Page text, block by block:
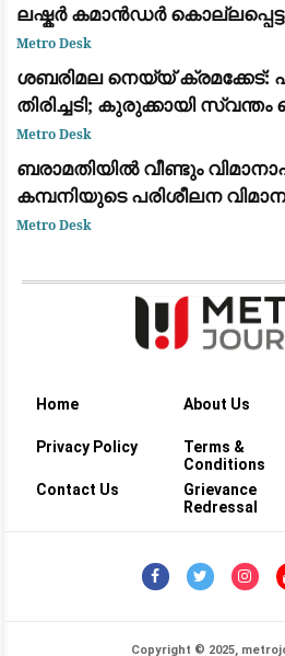
ലഷ്കർ കമാൻഡർ
Metro Desk
ശബരിമല നെയ്യ് ക്രമക്കേട്:
തിരിച്ചടി; കുരുക്കായി
Metro Desk
ബരാമതിയിൽ വീണ്ടും
കമ്പനിയുടെ പരിശീലന
ആളപായമില്ല
Metro Desk
Home About Us
Privacy Policy
Terms &
Conditions
Contact Us
Grievance
Redressal
Copyright © 2025,